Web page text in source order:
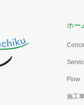
ホー
Flow
施工